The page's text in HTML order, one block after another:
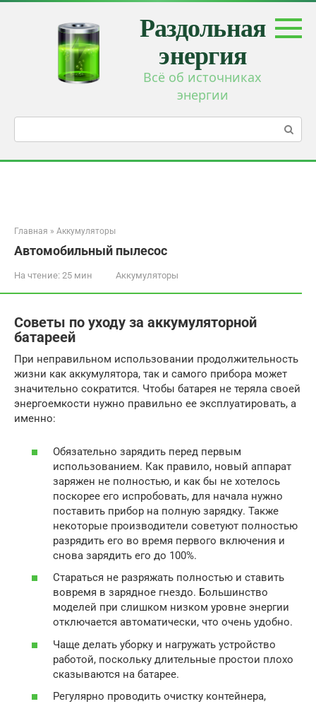
Перейти
Раздольная
энергия
Всё об источниках
энергии
Главная » Аккумуляторы
Автомобильный пылесос
На чтение: 25 мин Аккумуляторы
Советы по уходу за аккумуляторной
батареей
При неправильном использовании продолжительность
жизни как аккумулятора, так и самого прибора может
значительно сократится. Чтобы батарея не теряла своей
энергоемкости нужно правильно ее эксплуатировать, а
именно:
Обязательно зарядить перед первым
использованием. Как правило, новый аппарат
заряжен не полностью, и как бы не хотелось
поскорее его испробовать, для начала нужно
поставить прибор на полную зарядку. Также
некоторые производители советуют полностью
разрядить его во время первого включения и
снова зарядить его до 100%.
Стараться не разряжать полностью и ставить
вовремя в зарядное гнездо. Большинство
моделей при слишком низком уровне энергии
отключается автоматически, что очень удобно.
Чаще делать уборку и нагружать устройство
работой, поскольку длительные простои плохо
сказываются на батарее.
Регулярно проводить очистку контейнера,